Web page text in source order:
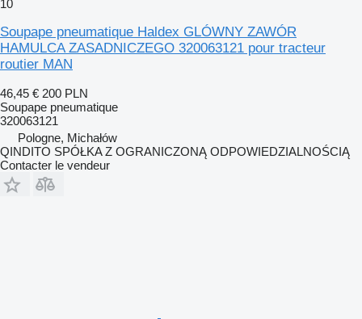
10
Soupape pneumatique Haldex GLÓWNY ZAWÓR
HAMULCA ZASADNICZEGO 320063121 pour tracteur
routier MAN
46,45 € 200 PLN
Soupape pneumatique
320063121
Pologne, Michałów
QINDITO SPÓŁKA Z OGRANICZONĄ ODPOWIEDZIALNOŚCIĄ
Contacter le vendeur